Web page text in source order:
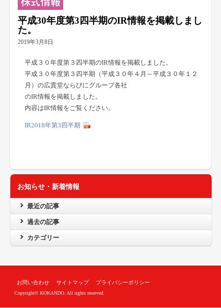
平成30年度第3四半期のIR情報を掲載しまし
た。
2019年3月8日
平成３０年度第３四半期のIR情報を掲載しました。
平成３０年度第３四半期（平成３０年４月～平成３０年１２
月）の広貫堂ならびにグループ各社
のIR情報を掲載しました。
内容はIR情報をご覧ください。
IR2018年第3四半期
お知らせ・新着情報
最近の記事
過去の記事
カテゴリー
お問い合わせ サイトマップ プライバシーポリシー
Copyright© KOKANDO. All rights reserved.